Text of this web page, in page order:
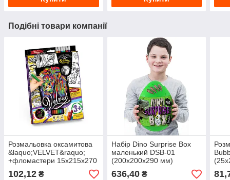
Подібні товари компанії
Розмальовка оксамитова
&laquo;VELVET&raquo;
+фломастери 15х215х270
мм VLV-01
102,12 ₴
Набір Dino Surprise Box
маленький DSB-01
(200х200х290 мм)
636,40₴